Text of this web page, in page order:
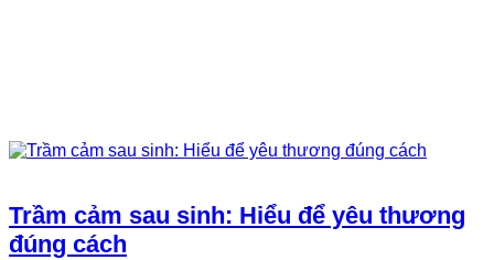
Trầm cảm sau sinh: Hiểu để yêu thương
đúng cách